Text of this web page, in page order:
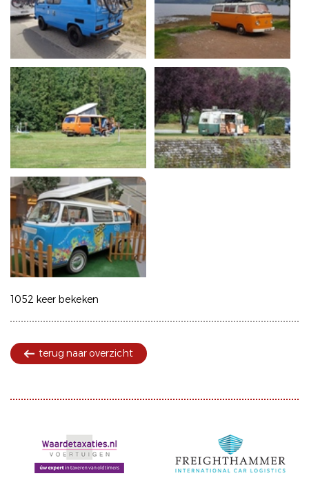
1052 keer bekeken
terug naar overzicht